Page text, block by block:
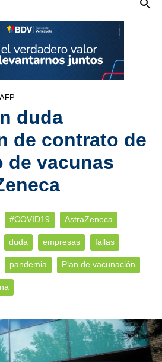
AFP
duda
de contrato de
de vacunas
#COVID19 AstraZeneca
duda empresas fallas
pandemia Plan de vacunación